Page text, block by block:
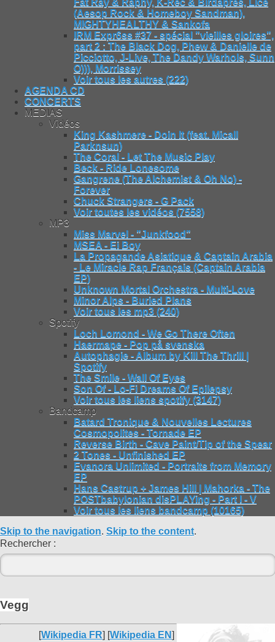
Fat Ray & Raphy, K-Rec & Birdapres, Lice
(Aesop Rock & Homeboy Sandman),
MIGHTYHEALTHY & Sankofa
IRM Expr6ss #37 - spécial "vieilles gloires",
part 2 : The Black Dog, Phew & Danielle de
Picciotto, J-Live, The Dandy Warhols, Sunn
O))), Morrissey
Voir tous les autres (222)
AGENDA CD
CONCERTS
MEDIAS
Vidéos
King Kashmere - Doin It (feat. Micall
Parknsun)
The Coral - Let The Music Play
Beck - Ride Lonesome
Gangrene (The Alchemist & Oh No) -
Forever
Chuck Strangers - G Pack
Voir toutes les vidéos (7558)
MP3
Miss Marvel - "Junkfood"
MSEA - Ei Boy
La Propagande Asiatique & Captain Arabia
- Le Miracle Rap Français (Captain Arabia
EP)
Unknown Mortal Orchestra - Multi-Love
Minor Alps - Buried Plans
Voir tous les mp3 (240)
Spotify
Loch Lomond - We Go There Often
Haermape - Pop på svenska
Autophagie - Album by Kill The Thrill |
Spotify
The Smile - Wall Of Eyes
Son Of - Lo-Fi Dreams Of Epilepsy
Voir tous les liens spotify (3147)
Bandcamp
Batard Tronique & Nouvelles Lectures
Cosmopolites - Tornade EP
Reverse Birth - Cave Paint/Tip of the Spear
2 Tones - Unfinished EP
Evanora Unlimited - Portraits from Memory
EP
Hans Castrup + James Hill | Mahorka - The
POSTbabylonian disPLAYing - Part I - V
Voir tous les liens bandcamp (10165)
Skip to the navigation. Skip to the content.
Rechercher :
Vegg
[Wikipedia FR] [Wikipedia EN]